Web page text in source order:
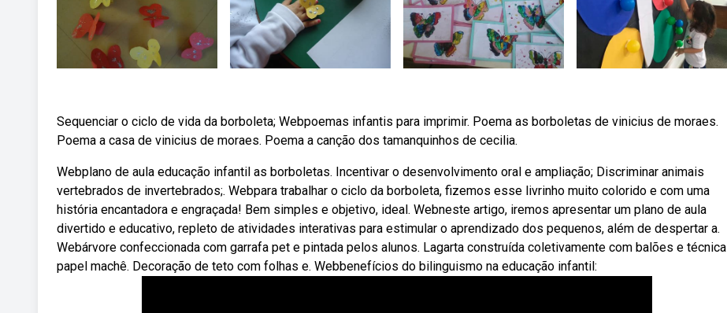
Sequenciar o ciclo de vida da borboleta; Webpoemas infantis para imprimir. Poema as borboletas de vinicius de moraes.
Poema a casa de vinicius de moraes. Poema a canção dos tamanquinhos de cecilia.
Webplano de aula educação infantil as borboletas. Incentivar o desenvolvimento oral e ampliação; Discriminar animais
vertebrados de invertebrados;. Webpara trabalhar o ciclo da borboleta, fizemos esse livrinho muito colorido e com uma
história encantadora e engraçada! Bem simples e objetivo, ideal. Webneste artigo, iremos apresentar um plano de aula
divertido e educativo, repleto de atividades interativas para estimular o aprendizado dos pequenos, além de despertar a.
Webárvore confeccionada com garrafa pet e pintada pelos alunos. Lagarta construída coletivamente com balões e técnica
papel machê. Decoração de teto com folhas e. Webbenefícios do bilinguismo na educação infantil: